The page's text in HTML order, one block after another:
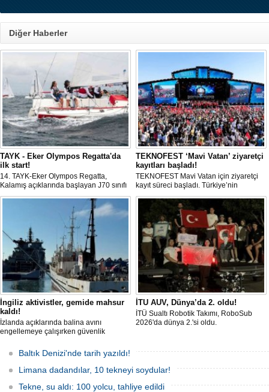
Diğer Haberler
TAYK - Eker Olympos Regatta'da
ilk start!
14. TAYK-Eker Olympos Regatta,
Kalamış açıklarında başlayan J70 sınıfı
yarışlarıyla ilk startını verdi. İstanbul'u 10
gün boyunca yelken coşkusuyla
buluşturacak organizasyonun ilk
gününde 9 tekne rüzgârla buluştu.
TEKNOFEST ‘Mavi Vatan’ ziyaretçi
kayıtları başladı!
TEKNOFEST Mavi Vatan için ziyaretçi
kayıt süreci başladı. Türkiye’nin
denizcilik ve savunma teknolojilerine
odaklanan etkinliği, 20-23 Ağustos
tarihleri arasında Gölcük Tersanesi
Komutanlığı’nda gerçekleştirilecek.
İngiliz aktivistler, gemide mahsur
kaldı!
İzlanda açıklarında balina avını
engellemeye çalışırken güvenlik
protesto gemisindeki 21 çevre aktivisti,
günlerdir gemiden çıkmalarına izin
verilmediğini ve temel haklarının ihlal
edildiğini öne sürdü. Mürettebatta iki
Britanyalı aktivist de bulunuyor.
İTU AUV, Dünya’da 2. oldu!
İTÜ Sualtı Robotik Takımı, RoboSub
2026'da dünya 2.'si oldu.
Baltık Denizi'nde tarih yazıldı!
Limana dadandılar, 10 tekneyi soydular!
Tekne, su aldı: 100 yolcu, tahliye edildi